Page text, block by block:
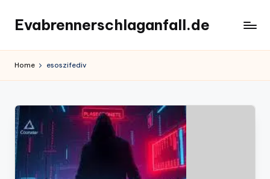
content
Evabrennerschlaganfall.de
Home esoszifediv